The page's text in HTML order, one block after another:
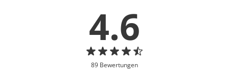
4.6
89 Bewertungen